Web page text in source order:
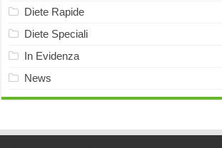
Diete Rapide
Diete Speciali
In Evidenza
News